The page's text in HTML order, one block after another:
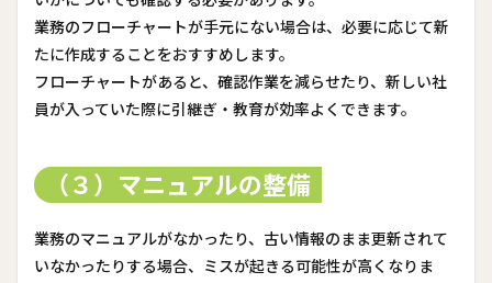
業務のフローチャートが手元にない場合は、必要に応じて新
たに作成することをおすすめします。
フローチャートがあると、確認作業を減らせたり、新しい社
員が入っていた際に引継ぎ・教育が効率よくできます。
（３）マニュアルの整備
業務のマニュアルがなかったり、古い情報のまま更新されて
いなかったりする場合、ミスが起きる可能性が高くなりま